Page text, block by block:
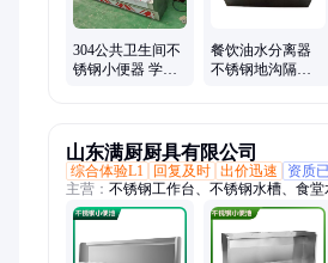
橱柜
304公共卫生间不
锈钢小便器 学校
餐饮油水分离器
不锈钢地沟隔油
山东满厨厨具有限公司
综合体验L1
回复及时 出价迅速 资质
主营： 不锈钢工作台、不锈钢水槽、食
锈钢小便池、加厚厨房水槽、加厚不锈